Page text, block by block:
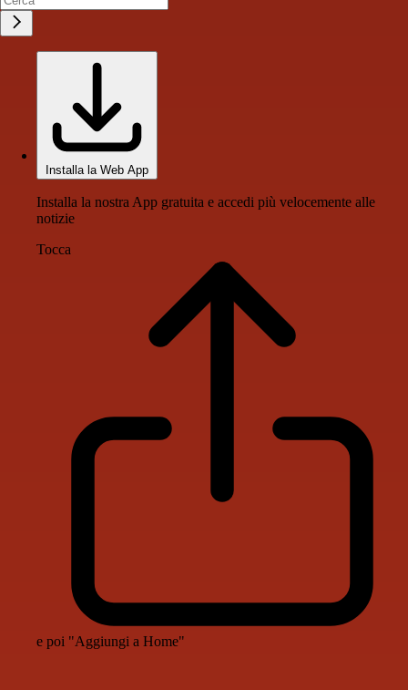
Installa la Web App
Installa la nostra App gratuita e accedi più velocemente alle
notizie
Tocca
e poi "Aggiungi a Home"